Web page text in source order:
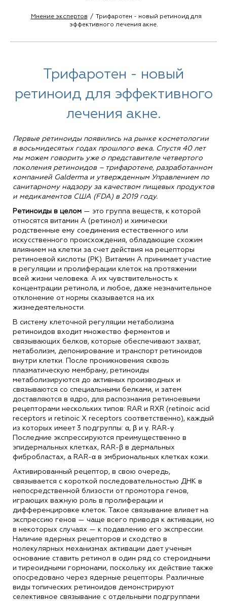
Мнение экспертов
Трифаротен - новый ретиноид для
эффективного лечения акне.
Трифаротен - новый
ретиноид для эффективного
лечения акне.
Первые ретиноиды появились на рынке косметологии
в восьмидесятых годах прошлого века. Спустя 40 лет
мы можем говорить уже о представителе четвертого
поколения ретиноидов – трифаротене, разработанном
компанией Galderma и утвержденным Управлением по
санитарному надзору за качеством пищевых продуктов
и медикаментов США (FDA) в 2019 году.
Ретиноиды в целом — это группа веществ, к которой
относятся витамин А (ретинол) и химически
родственные ему соединения естественного или
искусственного происхождения, обладающие схожим
влиянием на клетки за счет действия на рецепторы
ретиноевой кислоты (РК). Витамин А принимает участие
в регуляции и пролиферации клеток на протяжении
всей жизни человека. А их чувствительность к
концентрации ретинола, и любое, даже незначительное
отклонение от нормы сказывается на их
жизнедеятельности.
В систему клеточной регуляции метаболизма
ретиноидов входит множество ферментов и
связывающих белков, которые обеспечивают захват,
метаболизм, депонирование и транспорт ретиноидов
внутри клетки. После проникновения сквозь
плазматическую мембрану, ретиноиды
метаболизируются до активных производных и
связываются со специальными белками, и затем
доставляются в ядро, для распознания ретиноевыми
рецепторами нескольких типов: RAR и RXR (retinoic acid
receptors и retinoic X receptors соответственно), каждый
из которых имеет 3 подгруппы: α, β и γ. RAR-γ.
Последние экспрессируются преимущественно в
эпидермальных клетках, RAR-β в дермальных
фибробластах, а RAR-α в эмбриональных клетках кожи.
Активированный рецептор, в свою очередь,
связывается с короткой последовательностью ДНК в
непосредственной близости от промотора генов,
играющих важную роль в пролиферации и
дифференцировке клеток. Такое связывание влияет на
экспрессию генов — чаще всего приводя к активации, но
в некоторых случаях — к подавлению его экспрессии.
Наличие ядерных рецепторов и сходство в
молекулярных механизмах активации дает ученым
основание ставить ретинол в один ряд со стероидными
и тиреоидными гормонами, поскольку их действие также
опосредовано через ядерные рецепторы. Различные
виды топических ретиноидов демонстрируют
селективное связывание с отдельными подгруппами